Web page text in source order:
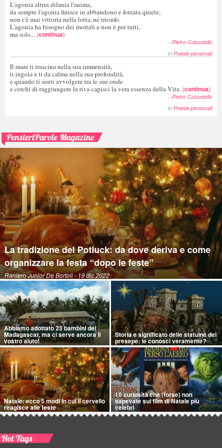
L'agonia altrui dilania l'anima,
da sempre l'agonia finisce in abbandono e forzata quiete,
non c'è mai vittoria nella lotta, né trionfo.
L'agonia ha bisogno dei mortali e non è per tutti,
ma solo... (continua)
--Pietro Colucciello
in Poesie personali
Il mare ti trascina nella sua immensità,
ti ingoia e ti da calma nella sua profondità,
e quando ti senti avvolgere tra le sue onde
e cerchi di raggiungere la riva capisci la vera essenza della Vita. (continua)
--Pietro Colucciello
in Poesie personali
PensieriParole Magazine
La tradizione del Potluck: da dove deriva e come
organizzare la festa “dopo le feste”
Raniero Junior De Bortoli- 19 dic 2022
Abbiamo adottato 23 bambini del
Madagascar, ma ci serve ancora il
vostro aiuto!
Storia e significato delle statuine del
presepe: le conosci veramente?
Natale: ecco 5 modi in cui il cervello
reagisce alle feste
10 curiosità che (forse) non
sapevate sui film di Natale più
celebri
Hot Tags